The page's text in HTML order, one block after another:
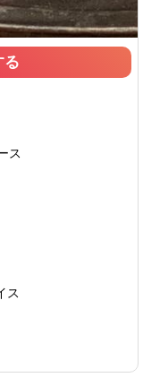
る
ス
ス